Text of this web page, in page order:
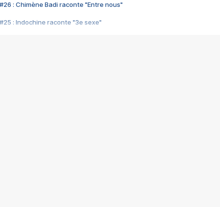
#26 : Chimène Badi raconte "Entre nous"
#25 : Indochine raconte "3e sexe"